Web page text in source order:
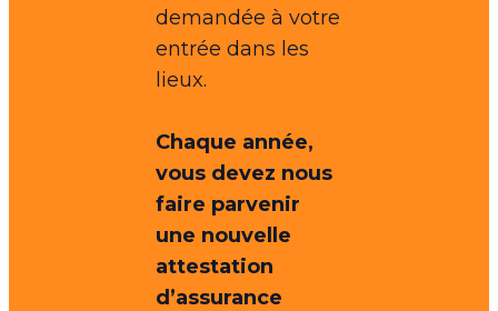
demandée à votre
entrée dans les
lieux.
Chaque année,
vous devez nous
faire parvenir
une nouvelle
attestation
d’assurance